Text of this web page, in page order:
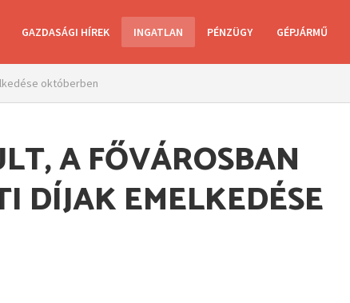
GAZDASÁGI HÍREK INGATLAN PÉNZÜGY GÉPJÁRMŰ
októberben
A FŐVÁROSBAN
DÍJAK EMELKEDÉSE